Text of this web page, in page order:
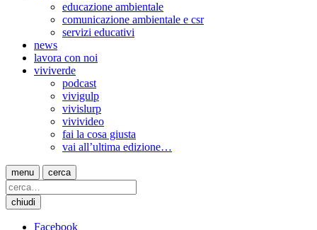
educazione ambientale
comunicazione ambientale e csr
servizi educativi
news
lavora con noi
viviverde
podcast
vivigulp
vivislurp
vivivideo
fai la cosa giusta
vai all’ultima edizione…
menu cerca
chiudi
Facebook